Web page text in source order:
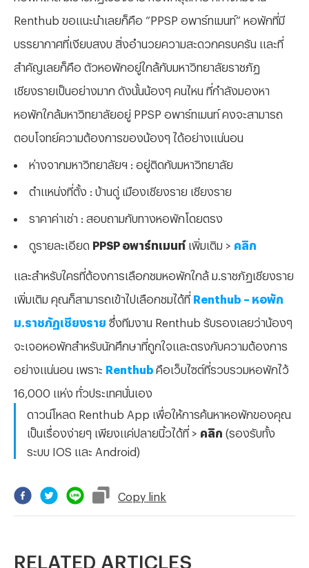
Renthub ขอแนะนำเลยก็คือ “PPSP อพาร์ทเมนท์” หอพักที่มี
บรรยากาศที่เงียบสงบ สิ่งอำนวยความสะดวกครบครัน และที่
สำคัญเลยก็คือ ตัวหอพักอยู่ใกล้กับมหาวิทยาลัยราชภัฏ
เชียงรายเป็นอย่างมาก ดังนั้นน้องๆ คนไหน ที่กำลังมองหา
หอพักใกล้มหาวิทยาลัยอยู่ PPSP อพาร์ทเมนท์ คงจะสามารถ
ตอบโจทย์ความต้องการของน้องๆ ได้อย่างแน่นอน
ห่างจากมหาวิทยาลัยฯ : อยู่ติดกับมหาวิทยาลัย
ตำแหน่งที่ตั้ง : บ้านดู่ เมืองเชียงราย เชียงราย
ราคาค่าเช่า : สอบถามกับทางหอพักโดยตรง
ดูรายละเอียด PPSP อพาร์ทเมนท์เพิ่มเติม > คลิก
และสำหรับใครที่ต้องการเลือกชมหอพักใกล้ ม.ราชภัฏเชียงราย
เพิ่มเติม คุณก็สามารถเข้าไปเลือกชมได้ที่ Renthub – หอพัก
ม.ราชภัฏเชียงราย ซึ่งทีมงาน Renthub รับรองเลยว่าน้องๆ
จะเจอหอพักสำหรับนักศึกษาที่ถูกใจและตรงกับความต้องการ
อย่างแน่นอน เพราะ Renthub คือเว็บไซต์ที่รวบรวมหอพักไว้
16,000 แห่ง ทั่วประเทศนั่นเอง
ดาวน์โหลด Renthub App เพื่อให้การค้นหาหอพักของคุณ
เป็นเรื่องง่ายๆ เพียงแค่ปลายนิ้วได้ที่ > คลิก (รองรับทั้ง
ระบบ IOS และ Android)
Copy link
RELATED ARTICLES